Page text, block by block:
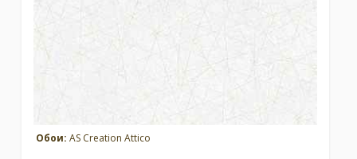
Обои: AS Creation Attico